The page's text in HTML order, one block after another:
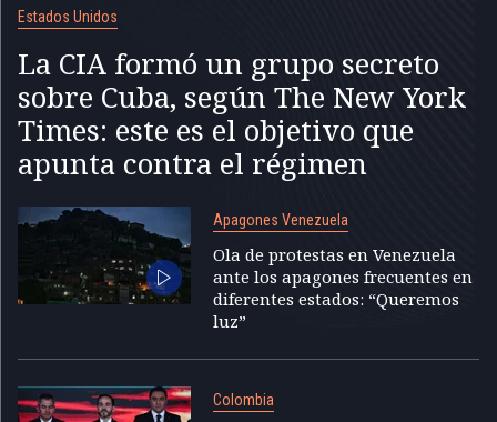
Estados Unidos
La CIA formó un grupo secreto
sobre Cuba, según The New York
Times: este es el objetivo que
apunta contra el régimen
Apagones Venezuela
Ola de protestas en Venezuela
ante los apagones frecuentes en
diferentes estados: “Queremos
luz”
Colombia